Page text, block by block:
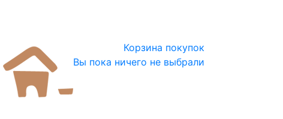
Корзина покупок
Вы пока ничего не выбрали